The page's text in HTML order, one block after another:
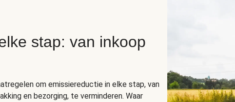
stap: van inkoop
om emissiereductie in elke stap, van
en bezorging, te verminderen. Waar